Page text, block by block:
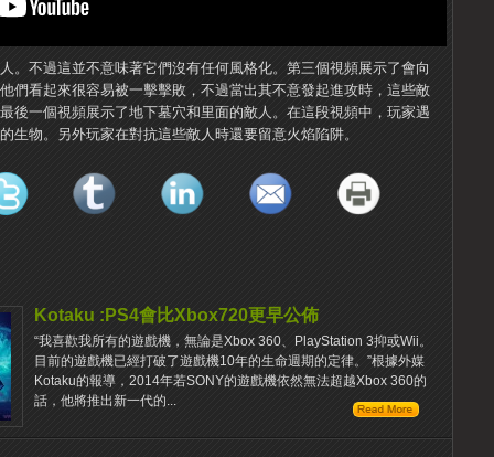
。不過這並不意味著它們沒有任何風格化。第三個視頻展示了會向
們看起來很容易被一擊擊敗，不過當出其不意發起進攻時，這些敵
後一個視頻展示了地下墓穴和里面的敵人。在這段視頻中，玩家遇
生物。另外玩家在對抗這些敵人時還要留意火焰陷阱。
Kotaku :PS4會比Xbox720更早公佈
“我喜歡我所有的遊戲機，無論是Xbox 360、PlayStation 3抑或Wii。
目前的遊戲機已經打破了遊戲機10年的生命週期的定律。”根據外媒
Kotaku的報導，2014年若SONY的遊戲機依然無法超越Xbox 360的
話，他將推出新一代的...